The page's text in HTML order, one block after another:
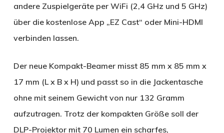
andere Zuspielgeräte per WiFi (2,4 GHz und 5 GHz)
über die kostenlose App „EZ Cast“ oder Mini-HDMI
verbinden lassen.
Der neue Kompakt-Beamer misst 85 mm x 85 mm x
17 mm (L x B x H) und passt so in die Jackentasche
ohne mit seinem Gewicht von nur 132 Gramm
aufzutragen. Trotz der kompakten Größe soll der
DLP-Projektor mit 70 Lumen ein scharfes,